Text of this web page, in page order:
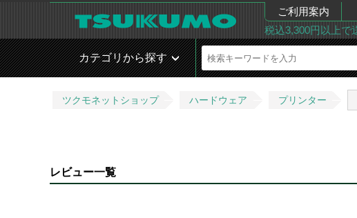
ご利用案内
税込3,300円以上で
カテゴリから探す
ツクモネットショップ ハードウェア プリンター
レビュー一覧